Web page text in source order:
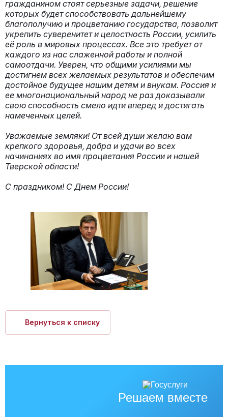
гражданином стоят серьезные задачи, решение
которых будет способствовать дальнейшему
благополучию и процветанию государства, позволит
укрепить суверенитет и целостность России, усилить
её роль в мировых процессах. Все это требует от
каждого из нас слаженной работы и полной
самоотдачи. Уверен, что общими усилиями мы
достигнем всех желаемых результатов и обеспечим
достойное будущее нашим детям и внукам. Россия и
ее многонациональный народ не раз доказывали
свою способность смело идти вперед и достигать
намеченных целей.
Уважаемые земляки! От всей души желаю вам
крепкого здоровья, добра и удачи во всех
начинаниях во имя процветания России и нашей
Тверской области!
С праздником! С Днем России!
Вернуться к списку
Решаем вместе